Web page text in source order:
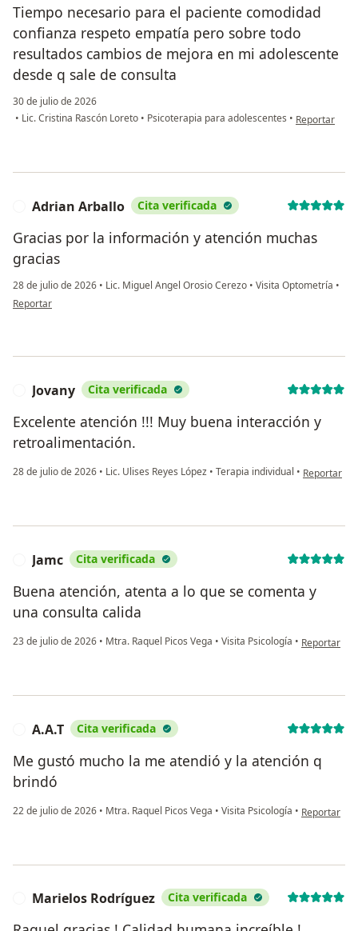
Tiempo necesario para el paciente comodidad
confianza respeto empatía pero sobre todo
resultados cambios de mejora en mi adolescente
desde q sale de consulta
30 de julio de 2026
• Lic. Cristina Rascón Loreto • Psicoterapia para adolescentes • en opinión
Reportar
Adrian Arballo Cita verificada
Gracias por la información y atención muchas
gracias
28 de julio de 2026 • Lic. Miguel Angel Orosio Cerezo • Visita Optometría •
en opinión del usuario Adrian Arballo
Reportar
Jovany Cita verificada
Excelente atención !!! Muy buena interacción y
retroalimentación.
28 de julio de 2026 • Lic. Ulises Reyes López • Terapia individual • en opinión
Reportar
Jamc Cita verificada
Buena atención, atenta a lo que se comenta y
una consulta calida
23 de julio de 2026 • Mtra. Raquel Picos Vega • Visita Psicología • en opinión
Reportar
A.A.T Cita verificada
Me gustó mucho la me atendió y la atención q
brindó
22 de julio de 2026 • Mtra. Raquel Picos Vega • Visita Psicología • en opinión
Reportar
Marielos Rodríguez Cita verificada